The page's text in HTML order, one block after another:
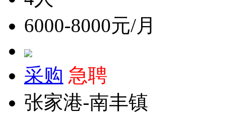
6000-8000元/月
采购 急聘
张家港-南丰镇